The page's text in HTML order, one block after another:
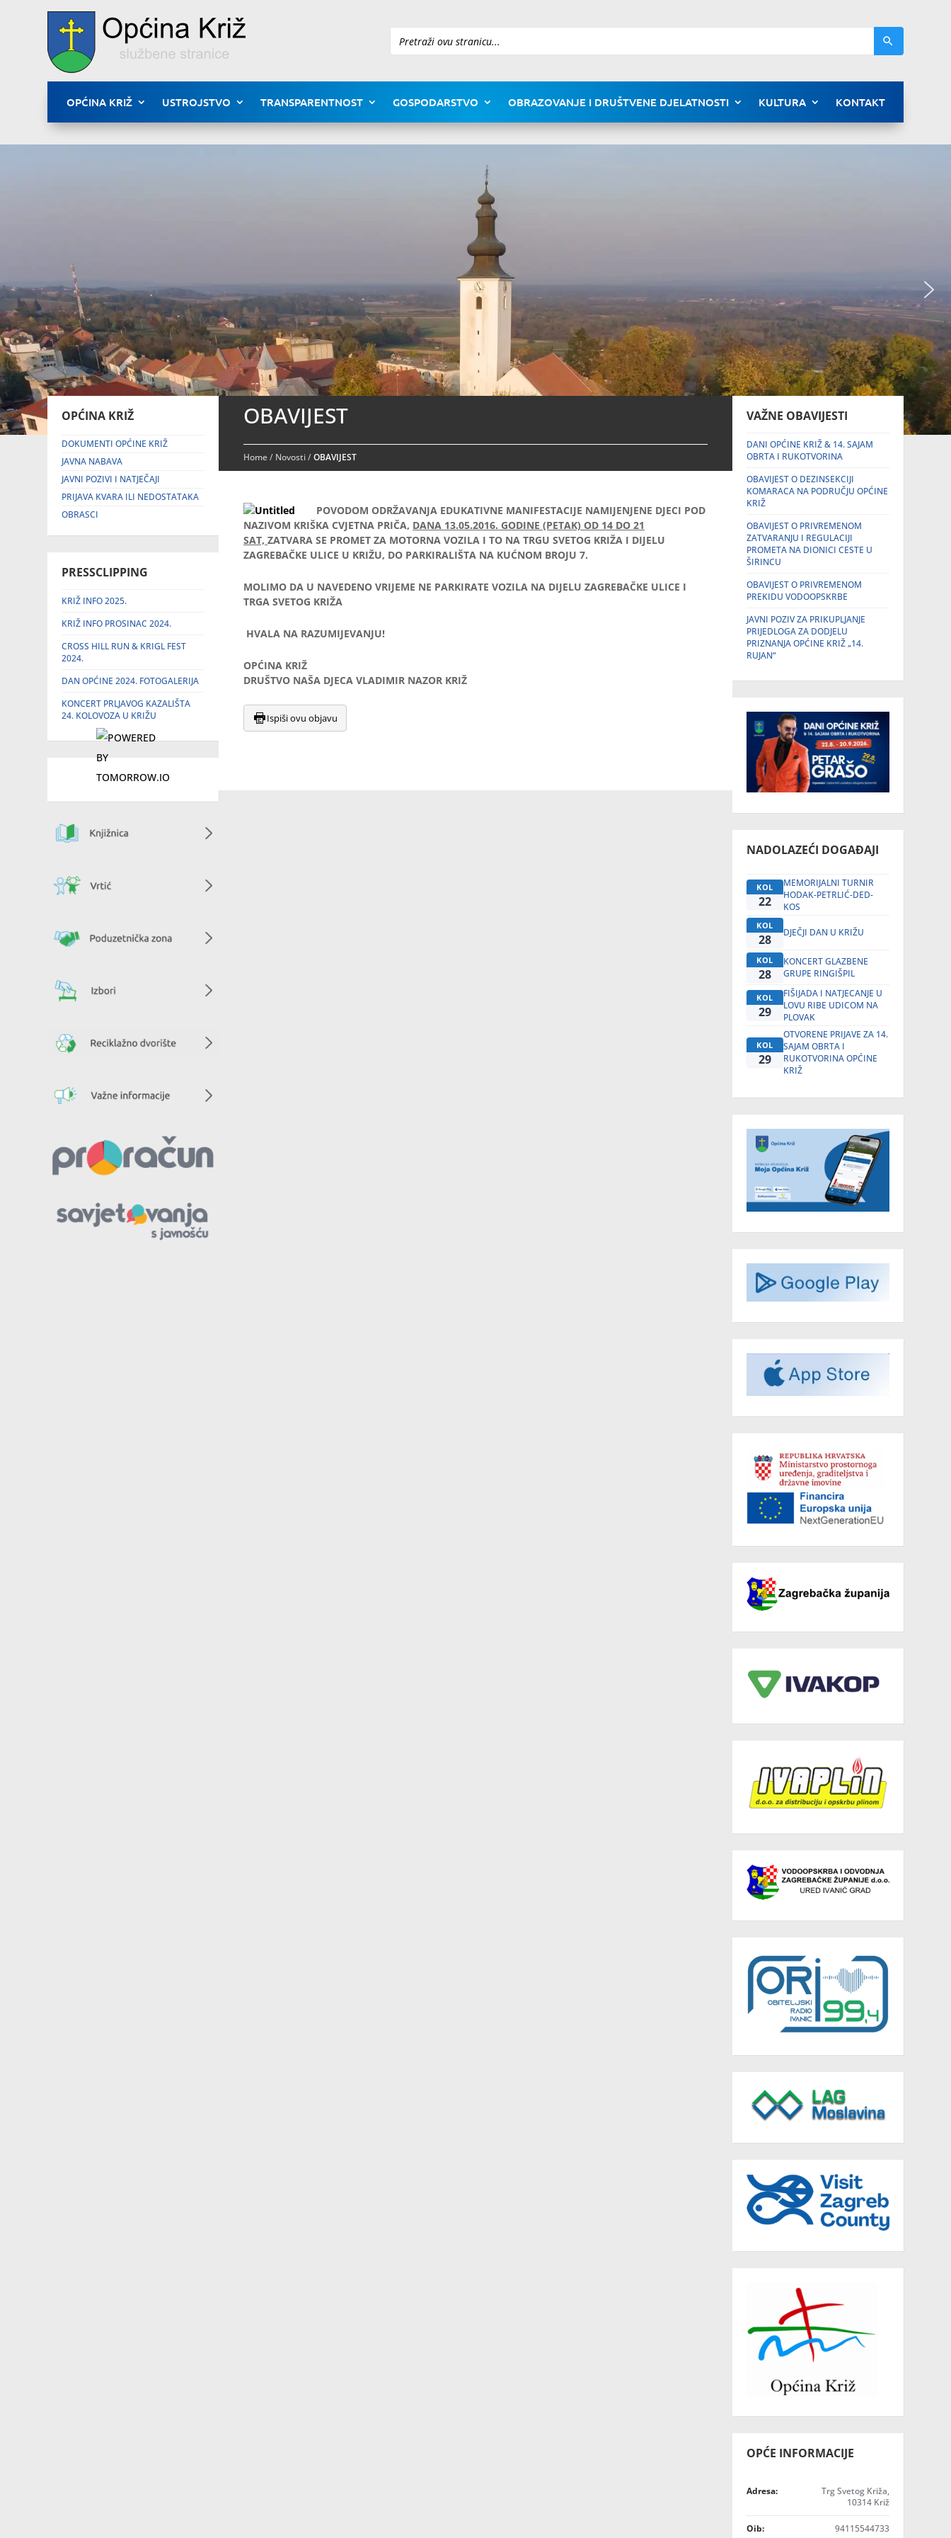
Pretraži
OPĆINA KRIŽ USTROJSTVO TRANSPARENTNOST GOSPODARSTVO OBRAZOVANJE I DRUŠTVENE DJELATNOSTI KULTURA KONTAKT
OPĆINA KRIŽ
DOKUMENTI OPĆINE KRIŽ
JAVNA NABAVA
JAVNI POZIVI I NATJEČAJI
PRIJAVA KVARA ILI NEDOSTATAKA
OBRASCI
PRESSCLIPPING
KRIŽ INFO 2025.
KRIŽ INFO PROSINAC 2024.
CROSS HILL RUN & KRIGL FEST
2024.
DAN OPĆINE 2024. FOTOGALERIJA
KONCERT PRLJAVOG KAZALIŠTA
24. KOLOVOZA U KRIŽU
OBAVIJEST
Home/ Novosti/OBAVIJEST
POVODOM ODRŽAVANJA EDUKATIVNE MANIFESTACIJE NAMIJENJENE DJECI POD
NAZIVOM KRIŠKA CVJETNA PRIČA, DANA 13.05.2016. GODINE (PETAK) OD 14 DO 21
SAT,ZATVARA SE PROMET ZA MOTORNA VOZILA I TO NA TRGU SVETOG KRIŽA I DIJELU
ZAGREBAČKE ULICE U KRIŽU, DO PARKIRALIŠTA NA KUĆNOM BROJU 7.
MOLIMO DA U NAVEDENO VRIJEME NE PARKIRATE VOZILA NA DIJELU ZAGREBAČKE ULICE I
TRGA SVETOG KRIŽA
HVALA NA RAZUMIJEVANJU!
OPĆINA KRIŽ
DRUŠTVO NAŠA DJECA VLADIMIR NAZOR KRIŽ
Ispiši ovu objavu
VAŽNE OBAVIJESTI
DANI OPĆINE KRIŽ & 14. SAJAM
OBRTA I RUKOTVORINA
OBAVIJEST O DEZINSEKCIJI
KOMARACA NA PODRUČJU OPĆINE
KRIŽ
OBAVIJEST O PRIVREMENOM
ZATVARANJU I REGULACIJI
PROMETA NA DIONICI CESTE U
ŠIRINCU
OBAVIJEST O PRIVREMENOM
PREKIDU VODOOPSKRBE
JAVNI POZIV ZA PRIKUPLJANJE
PRIJEDLOGA ZA DODJELU
PRIZNANJA OPĆINE KRIŽ „14.
RUJAN“
NADOLAZEĆI DOGAĐAJI
KOL
22
MEMORIJALNI TURNIR
HODAK-PETRLIĆ-DED-
KOS
KOL
28 DJEČJI DAN U KRIŽU
KOL
28
KONCERT GLAZBENE
GRUPE RINGIŠPIL
KOL
29
FIŠIJADA I NATJECANJE U
LOVU RIBE UDICOM NA
PLOVAK
KOL
29
OTVORENE PRIJAVE ZA 14.
SAJAM OBRTA I
RUKOTVORINA OPĆINE
KRIŽ
OPĆE INFORMACIJE
Adresa:
Trg Svetog Križa,
10314 Križ
Oib: 94115544733